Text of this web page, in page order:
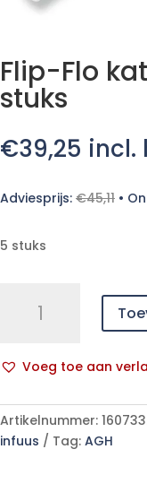
Flip-Flo
stuks
€39,25 incl.
Adviesprijs: €45,11 •
5 stuks
5
aantal
Voeg toe aan
l
t
e
Artikelnummer:
infuus
Tag: AGH